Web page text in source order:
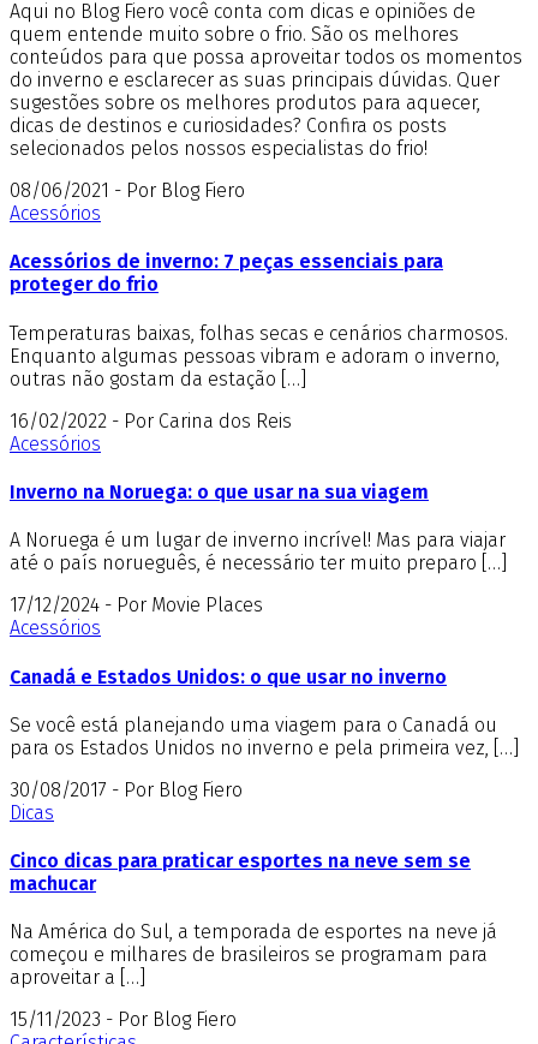
Aqui no Blog Fiero você conta com dicas e opiniões de
quem entende muito sobre o frio. São os melhores
conteúdos para que possa aproveitar todos os momentos
do inverno e esclarecer as suas principais dúvidas. Quer
sugestões sobre os melhores produtos para aquecer,
dicas de destinos e curiosidades? Confira os posts
selecionados pelos nossos especialistas do frio!
08/06/2021 - Por Blog Fiero
Acessórios
Acessórios de inverno: 7 peças essenciais para
proteger do frio
Temperaturas baixas, folhas secas e cenários charmosos.
Enquanto algumas pessoas vibram e adoram o inverno,
outras não gostam da estação […]
16/02/2022 - Por Carina dos Reis
Acessórios
Inverno na Noruega: o que usar na sua viagem
A Noruega é um lugar de inverno incrível! Mas para viajar
até o país norueguês, é necessário ter muito preparo […]
17/12/2024 - Por Movie Places
Acessórios
Canadá e Estados Unidos: o que usar no inverno
Se você está planejando uma viagem para o Canadá ou
para os Estados Unidos no inverno e pela primeira vez, […]
30/08/2017 - Por Blog Fiero
Dicas
Cinco dicas para praticar esportes na neve sem se
machucar
Na América do Sul, a temporada de esportes na neve já
começou e milhares de brasileiros se programam para
aproveitar a […]
15/11/2023 - Por Blog Fiero